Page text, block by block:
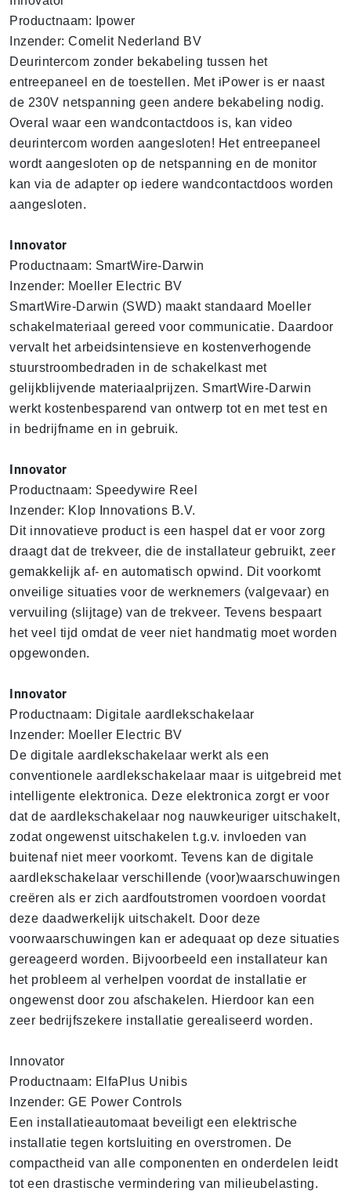
Productnaam: Ipower
Inzender: Comelit Nederland BV
Deurintercom zonder bekabeling tussen het
entreepaneel en de toestellen. Met iPower is er naast
de 230V netspanning geen andere bekabeling nodig.
Overal waar een wandcontactdoos is, kan video
deurintercom worden aangesloten! Het entreepaneel
wordt aangesloten op de netspanning en de monitor
kan via de adapter op iedere wandcontactdoos worden
aangesloten.
Innovator
Productnaam: SmartWire-Darwin
Inzender: Moeller Electric BV
SmartWire-Darwin (SWD) maakt standaard Moeller
schakelmateriaal gereed voor communicatie. Daardoor
vervalt het arbeidsintensieve en kostenverhogende
stuurstroombedraden in de schakelkast met
gelijkblijvende materiaalprijzen. SmartWire-Darwin
werkt kostenbesparend van ontwerp tot en met test en
in bedrijfname en in gebruik.
Innovator
Productnaam: Speedywire Reel
Inzender: Klop Innovations B.V.
Dit innovatieve product is een haspel dat er voor zorg
draagt dat de trekveer, die de installateur gebruikt, zeer
gemakkelijk af- en automatisch opwind. Dit voorkomt
onveilige situaties voor de werknemers (valgevaar) en
vervuiling (slijtage) van de trekveer. Tevens bespaart
het veel tijd omdat de veer niet handmatig moet worden
opgewonden.
Innovator
Productnaam: Digitale aardlekschakelaar
Inzender: Moeller Electric BV
De digitale aardlekschakelaar werkt als een
conventionele aardlekschakelaar maar is uitgebreid met
intelligente elektronica. Deze elektronica zorgt er voor
dat de aardlekschakelaar nog nauwkeuriger uitschakelt,
zodat ongewenst uitschakelen t.g.v. invloeden van
buitenaf niet meer voorkomt. Tevens kan de digitale
aardlekschakelaar verschillende (voor)waarschuwingen
creëren als er zich aardfoutstromen voordoen voordat
deze daadwerkelijk uitschakelt. Door deze
voorwaarschuwingen kan er adequaat op deze situaties
gereageerd worden. Bijvoorbeeld een installateur kan
het probleem al verhelpen voordat de installatie er
ongewenst door zou afschakelen. Hierdoor kan een
zeer bedrijfszekere installatie gerealiseerd worden.
Innovator
Productnaam: ElfaPlus Unibis
Inzender: GE Power Controls
Een installatieautomaat beveiligt een elektrische
installatie tegen kortsluiting en overstromen. De
compactheid van alle componenten en onderdelen leidt
tot een drastische vermindering van milieubelasting.